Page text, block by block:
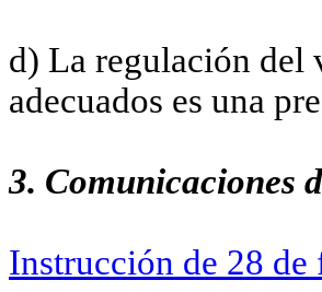
d) La regulación del
adecuados es una
3. Comunicaciones
Instrucción de 28 de